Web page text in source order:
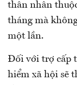
thân nhân
tháng mà
một lần.
Đối với trợ cấp
hiểm xã hội sẽ